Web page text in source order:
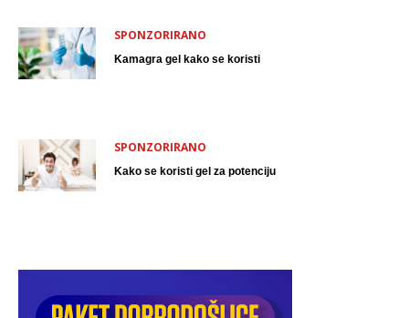
SPONZORIRANO
Kamagra gel kako se koristi
SPONZORIRANO
Kako se koristi gel za potenciju